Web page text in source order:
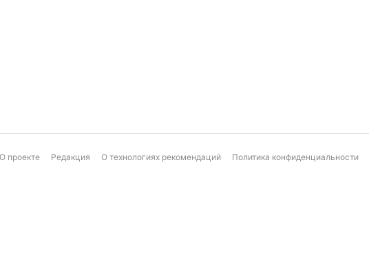
О проекте Редакция О технологиях рекомендаций Политика конфиденциальности